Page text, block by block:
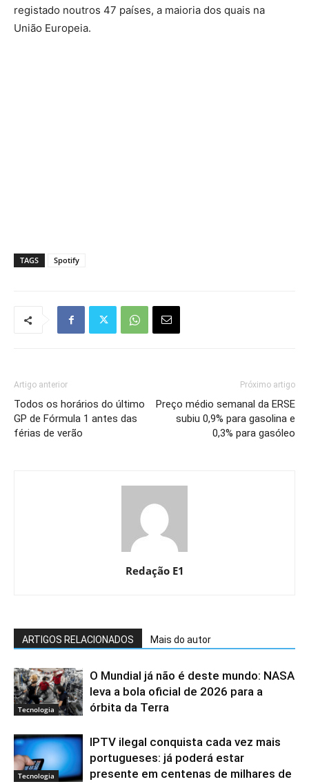
registado noutros 47 países, a maioria dos quais na
União Europeia.
TAGS Spotify
Artigo anterior
Todos os horários do último
GP de Fórmula 1 antes das
férias de verão
Próximo artigo
Preço médio semanal da ERSE
subiu 0,9% para gasolina e
0,3% para gasóleo
Redação E1
ARTIGOS RELACIONADOS Mais do autor
Tecnologia
O Mundial já não é deste mundo: NASA
leva a bola oficial de 2026 para a
órbita da Terra
Tecnologia
IPTV ilegal conquista cada vez mais
portugueses: já poderá estar
presente em centenas de milhares de